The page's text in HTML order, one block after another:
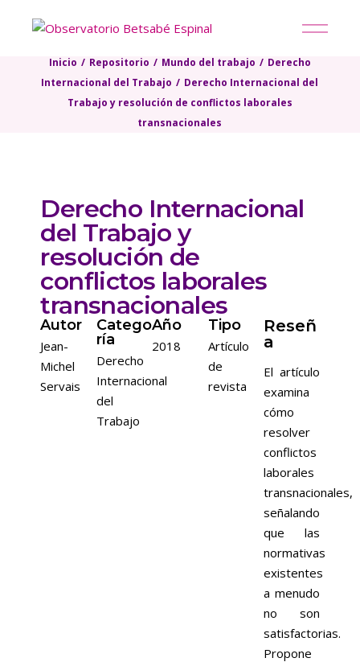
Inicio Repositorio Mundo del trabajo
Derecho
Internacional del Trabajo
Derecho Internacional del
Trabajo y resolución de conflictos laborales
transnacionales
Derecho Internacional
del Trabajo y
resolución de
conflictos laborales
transnacionales
Autor
Jean-
Michel
Servais
Catego
ría
Derecho
Internacional
del
Trabajo
Año
2018
Tipo
Artículo
de
revista
Reseñ
a
El artículo
examina
cómo
resolver
conflictos
laborales
transnacionales,
señalando
que las
normativas
existentes
a menudo
no son
satisfactorias.
Propone